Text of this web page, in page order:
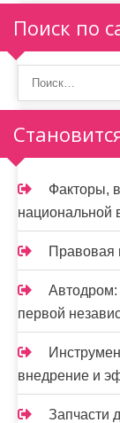
я
п
о
з
а
п
и
с
я
м
Поиск по
Факторы,
национальной
Правовая
Автодром:
первой
внедрение и
Запчасти